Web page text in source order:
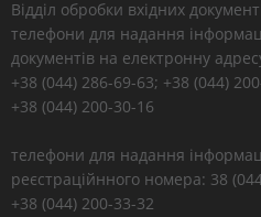
Відділ обробки вхідних
телефони для надання
документів на електронну
+38 (044) 286-69-63; +38 (044)
+38 (044) 200-30-16
телефони для надання
реєстраційнного номера: 38
+38 (044) 200-33-32